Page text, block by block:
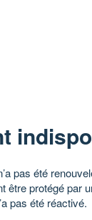
pas été
être protégé par
pas été réactivé.